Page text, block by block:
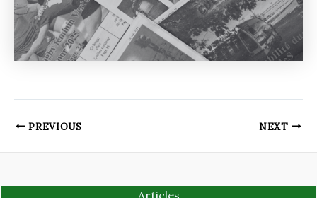
PREVIOUS NEXT